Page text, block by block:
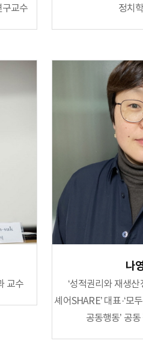
구교수 정치
교수
나
‘성적권리와 재생
셰어SHARE’ 대표·‘모
공동행동’ 공